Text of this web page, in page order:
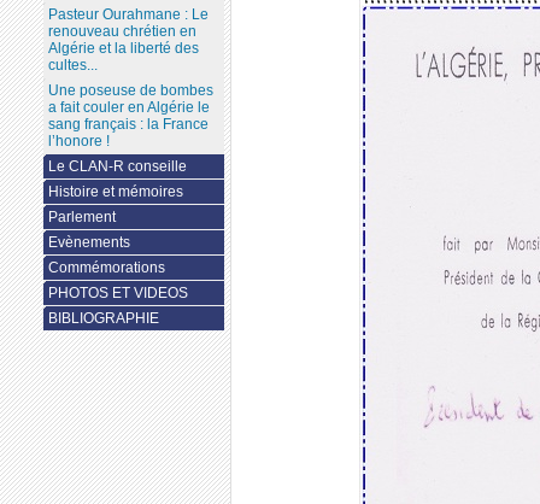
Pasteur Ourahmane : Le
renouveau chrétien en
Algérie et la liberté des
cultes...
Une poseuse de bombes
a fait couler en Algérie le
sang français : la France
l’honore !
Le CLAN-R conseille
Histoire et mémoires
Parlement
Evènements
Commémorations
PHOTOS ET VIDEOS
BIBLIOGRAPHIE